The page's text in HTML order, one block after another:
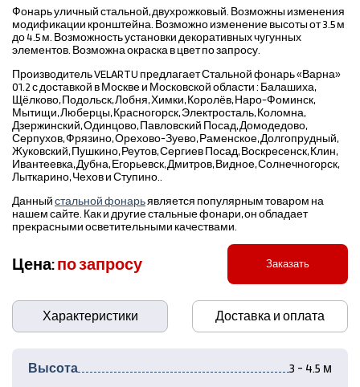
Фонарь уличный стальной, двухрожковый. Возможны изменения
модификации кронштейна. Возможно изменение высоты от 3.5 м
до 4.5 м. Возможность установки декоративных чугунных
элементов. Возможна окраска в цвет по запросу.
Производитель VELARTU предлагает Стальной фонарь «Варна»
01.2 с доставкой в Москве и Московской области : Балашиха,
Щёлково, Подольск, Лобня, Химки, Королёв, Наро-Фоминск,
Мытищи, Люберцы, Красногорск, Электросталь, Коломна,
Дзержинский, Одинцово, Павловский Посад, Домодедово,
Серпухов, Фрязино, Орехово-Зуево, Раменское, Долгопрудный,
Жуковский, Пушкино, Реутов, Сергиев Посад, Воскресенск, Клин,
Ивантеевка, Дубна, Егорьевск, Дмитров, Видное, Солнечногорск,
Лыткарино, Чехов и Ступино..
Данныйстальной фонарьявляется популярным товаром на
нашем сайте. Как и другие стальные фонари, он обладает
прекрасными осветительными качествами.
Цена:по запросу Заказать
Характеристики Доставка и оплата
Высота 3 - 4.5 м